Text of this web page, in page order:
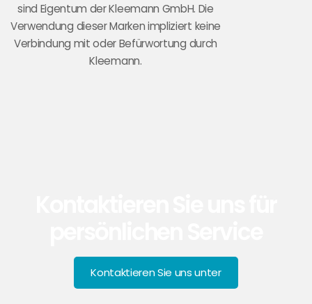
sind Eigentum der Kleemann GmbH. Die
Verwendung dieser Marken impliziert keine
Verbindung mit oder Befürwortung durch
Kleemann.
Kontaktieren Sie uns unter